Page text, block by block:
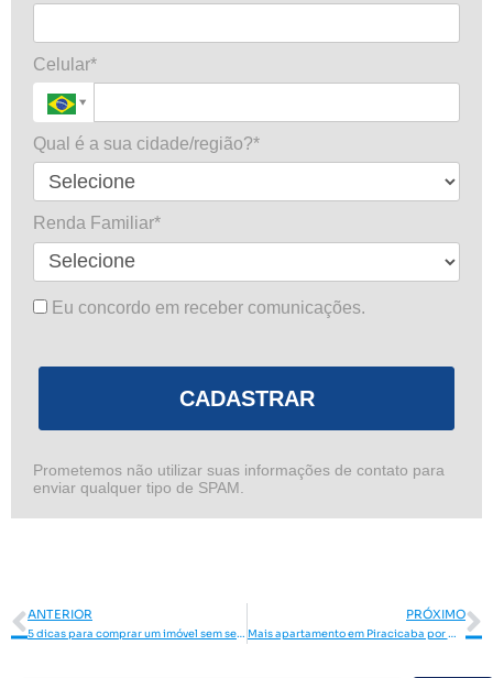
Celular*
Qual é a sua cidade/região?*
Renda Familiar*
Eu concordo em receber comunicações.
CADASTRAR
Prometemos não utilizar suas informações de contato para
enviar qualquer tipo de SPAM.
Anterior
ANTERIOR
5 dicas para comprar um imóvel sem se endividar!
PRÓXIMO
Mais apartamento em Piracicaba por menos preço é no Città di Lucca